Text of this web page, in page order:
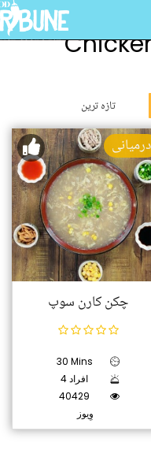
تازہ ترین
درمیانی
چکن کارن سوپ
30 Mins
4 افراد
40429
وِیوز